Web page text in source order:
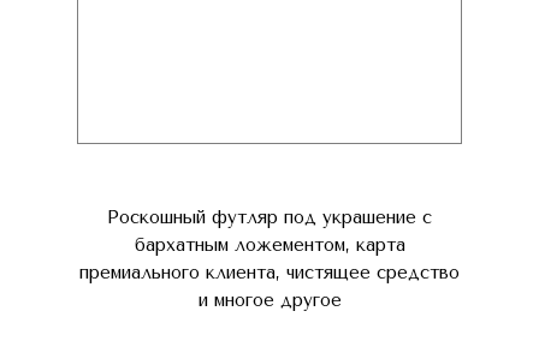
Роскошный футляр под украшение с
бархатным ложементом, карта
премиального клиента, чистящее средство
и многое другое